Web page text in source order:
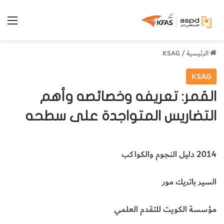
الرئيسية/
KSAG
KSAG
القمر: تعريفه وخصائصه وأهم
التضاريس المتواجدة على سطحه
2014 دليل النجوم والكواكب
السير باتريك مور
مؤسسة الكويت للتقدم العلمي